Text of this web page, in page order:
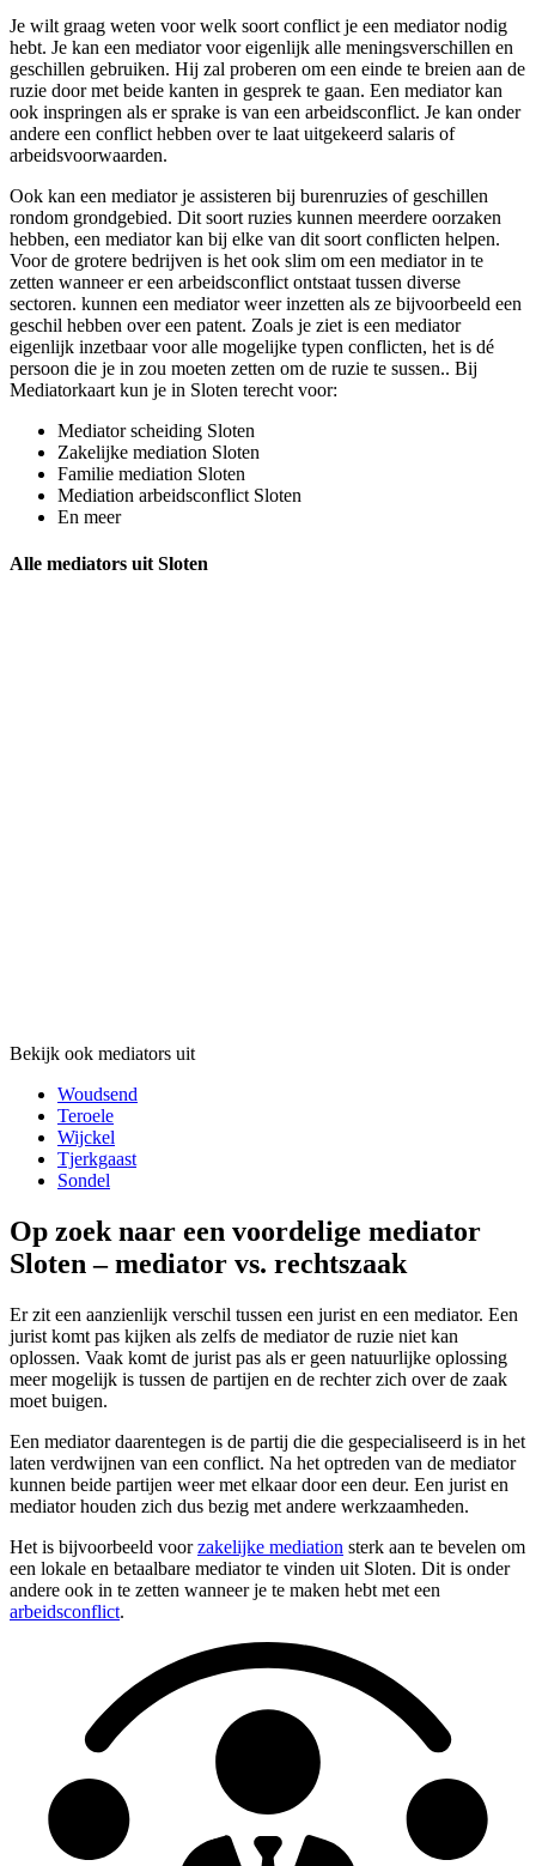
Je wilt graag weten voor welk soort conflict je een mediator nodig
hebt. Je kan een mediator voor eigenlijk alle meningsverschillen en
geschillen gebruiken. Hij zal proberen om een einde te breien aan de
ruzie door met beide kanten in gesprek te gaan. Een mediator kan
ook inspringen als er sprake is van een arbeidsconflict. Je kan onder
andere een conflict hebben over te laat uitgekeerd salaris of
arbeidsvoorwaarden.
Ook kan een mediator je assisteren bij burenruzies of geschillen
rondom grondgebied. Dit soort ruzies kunnen meerdere oorzaken
hebben, een mediator kan bij elke van dit soort conflicten helpen.
Voor de grotere bedrijven is het ook slim om een mediator in te
zetten wanneer er een arbeidsconflict ontstaat tussen diverse
sectoren. kunnen een mediator weer inzetten als ze bijvoorbeeld een
geschil hebben over een patent. Zoals je ziet is een mediator
eigenlijk inzetbaar voor alle mogelijke typen conflicten, het is dé
persoon die je in zou moeten zetten om de ruzie te sussen.. Bij
Mediatorkaart kun je in Sloten terecht voor:
Mediator scheiding Sloten
Zakelijke mediation Sloten
Familie mediation Sloten
Mediation arbeidsconflict Sloten
En meer
Alle mediators uit Sloten
Bekijk ook mediators uit
Woudsend
Teroele
Wijckel
Tjerkgaast
Sondel
Op zoek naar een voordelige mediator
Sloten – mediator vs. rechtszaak
Er zit een aanzienlijk verschil tussen een jurist en een mediator. Een
jurist komt pas kijken als zelfs de mediator de ruzie niet kan
oplossen. Vaak komt de jurist pas als er geen natuurlijke oplossing
meer mogelijk is tussen de partijen en de rechter zich over de zaak
moet buigen.
Een mediator daarentegen is de partij die die gespecialiseerd is in het
laten verdwijnen van een conflict. Na het optreden van de mediator
kunnen beide partijen weer met elkaar door een deur. Een jurist en
mediator houden zich dus bezig met andere werkzaamheden.
Het is bijvoorbeeld voorzakelijke mediation sterk aan te bevelen om
een lokale en betaalbare mediator te vinden uit Sloten. Dit is onder
andere ook in te zetten wanneer je te maken hebt met een
arbeidsconflict.